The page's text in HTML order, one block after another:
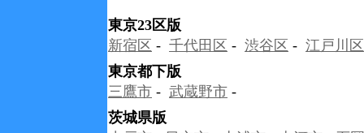
東京23区版
新宿区 - 千代田区 - 渋谷区 - 江戸川区
東京都下版
三鷹市 - 武蔵野市 -
茨城県版